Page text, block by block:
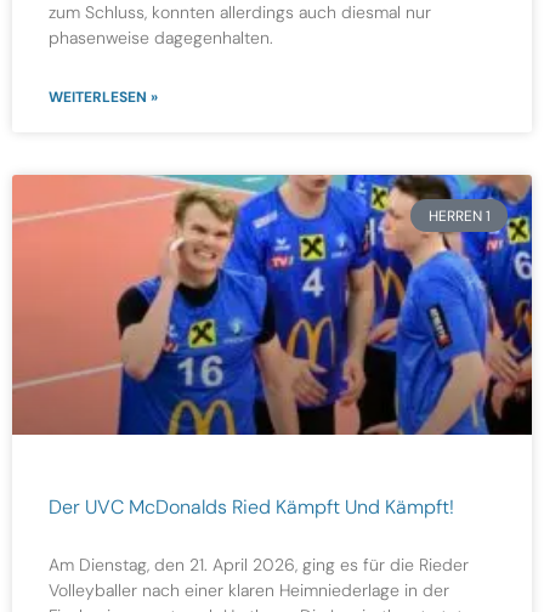
zum Schluss, konnten allerdings auch diesmal nur
phasenweise dagegenhalten.
WEITERLESEN »
HERREN 1
Der UVC McDonalds Ried Kämpft Und Kämpft!
Am Dienstag, den 21. April 2026, ging es für die Rieder
Volleyballer nach einer klaren Heimniederlage in der